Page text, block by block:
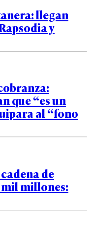
llegan
y
que “es un
al “fono
de
mil millones: